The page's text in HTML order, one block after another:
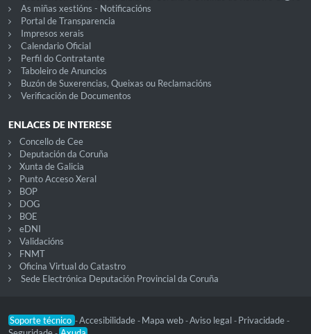
As miñas xestións - Notificacións
Portal de Transparencia
Impresos xerais
Calendario Oficial
Perfil do Contratante
Taboleiro de Anuncios
Buzón de Suxerencias, Queixas ou Reclamacións
Verificación de Documentos
ENLACES DE INTERESE
Concello de Cee
Deputación da Coruña
Xunta de Galicia
Punto Acceso Xeral
BOP
DOG
BOE
eDNI
Validacións
FNMT
Oficina Virtual do Catastro
Sede Electrónica Deputación Provincial da Coruña
Soporte técnico -Accesibilidade - Mapa web -Aviso legal - Privacidade -